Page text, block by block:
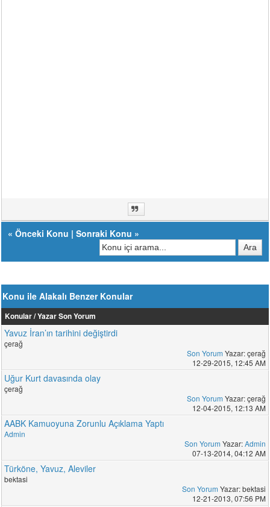
«Önceki Konu |Sonraki Konu »
Konu ile Alakalı Benzer Konular
Konular / YazarSon Yorum
Yavuz İran’ın tarihini değiştirdi
çerağ
Son Yorum Yazar: çerağ
12-29-2015, 12:45 AM
Uğur Kurt davasında olay
çerağ
Son Yorum Yazar: çerağ
12-04-2015, 12:13 AM
AABK Kamuoyuna Zorunlu Açıklama Yaptı
Admin
Son Yorum Yazar:Admin
07-13-2014, 04:12 AM
Türköne, Yavuz, Aleviler
bektasi
Son Yorum Yazar: bektasi
12-21-2013, 07:56 PM